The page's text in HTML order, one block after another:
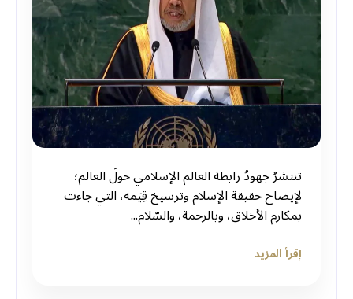
‏تنتشرُ جهودُ ⁧‫رابطة العالم الإسلامي‬⁩ حولَ العالم؛
لإيضاح حقيقة الإسلام وترسيخ قِيَمه، التي جاءت
بمكارم الأخلاق، وبالرحمة، والسّلام...
إقرأ المزيد